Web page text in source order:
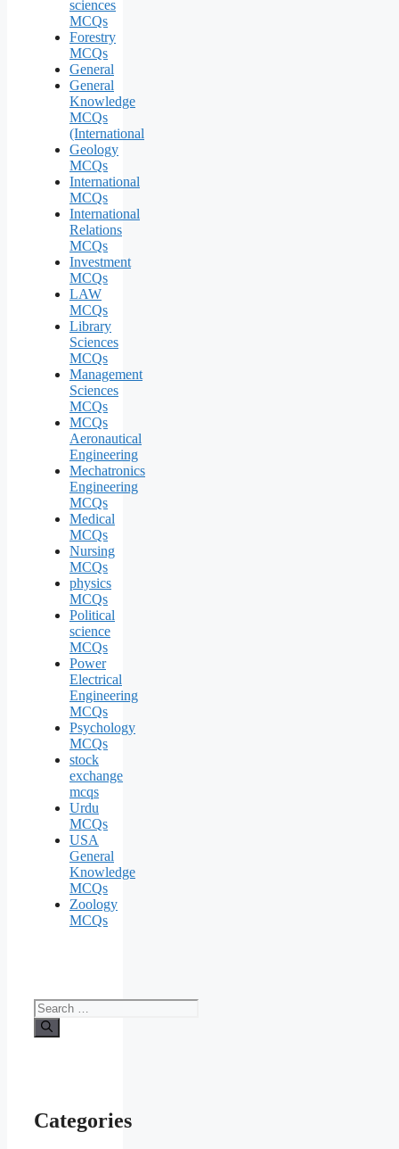
sciences
MCQs
Forestry
MCQs
General
General
Knowledge
MCQs
(International
Geology
MCQs
International
MCQs
International
Relations
MCQs
Investment
MCQs
LAW
MCQs
Library
Sciences
MCQs
Management
Sciences
MCQs
MCQs
Aeronautical
Engineering
Mechatronics
Engineering
MCQs
Medical
MCQs
Nursing
MCQs
physics
MCQs
Political
science
MCQs
Power
Electrical
Engineering
MCQs
Psychology
MCQs
stock
exchange
mcqs
Urdu
MCQs
USA
General
Knowledge
MCQs
Zoology
MCQs
Search
for:
Categories